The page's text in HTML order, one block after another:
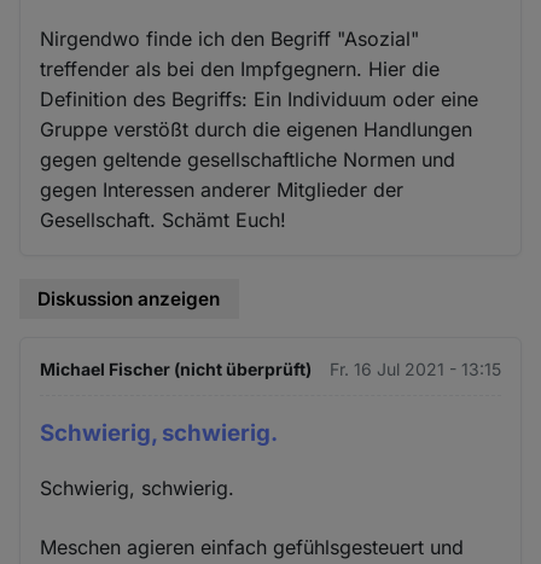
Nirgendwo finde ich den Begriff "Asozial"
treffender als bei den Impfgegnern. Hier die
Definition des Begriffs: Ein Individuum oder eine
Gruppe verstößt durch die eigenen Handlungen
gegen geltende gesellschaftliche Normen und
gegen Interessen anderer Mitglieder der
Gesellschaft. Schämt Euch!
Diskussion anzeigen
Michael Fischer (nicht überprüft) Fr. 16 Jul 2021 - 13:15
Schwierig, schwierig.
Schwierig, schwierig.
Meschen agieren einfach gefühlsgesteuert und